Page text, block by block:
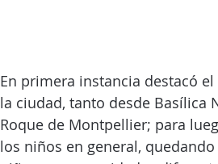
En primera instancia destacó
la ciudad, tanto desde Basílica
Roque de Montpellier; para
los niños en general,